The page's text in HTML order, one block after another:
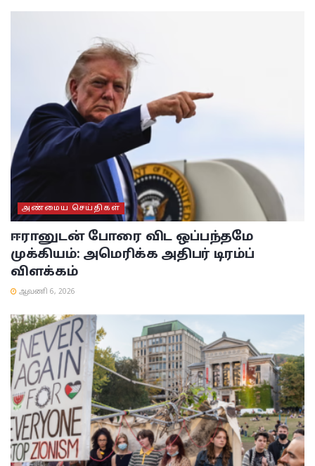
அண்மைய செய்திகள்
ஈரானுடன் போரை விட ஒப்பந்தமே
முக்கியம்: அமெரிக்க அதிபர் டிரம்ப்
விளக்கம்
ஆவணி 6, 2026